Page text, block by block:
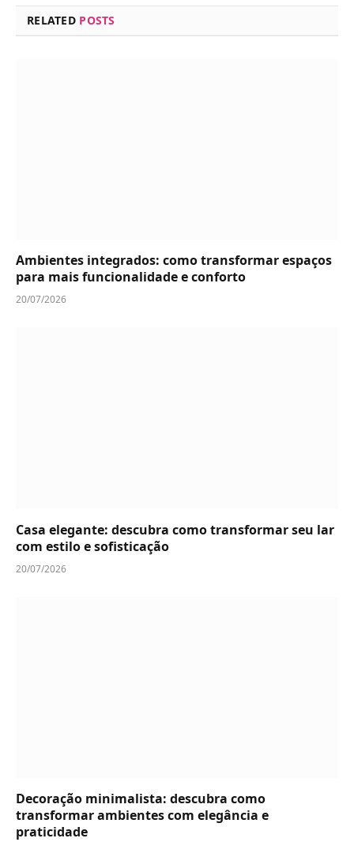
RELATED POSTS
Ambientes integrados: como transformar espaços
para mais funcionalidade e conforto
20/07/2026
Casa elegante: descubra como transformar seu lar
com estilo e sofisticação
20/07/2026
Decoração minimalista: descubra como
transformar ambientes com elegância e
praticidade